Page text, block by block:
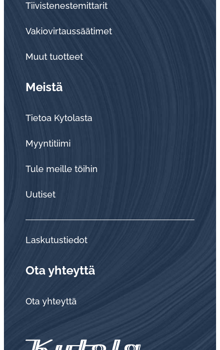
Tiivistenestemittarit
Vakiovirtaussäätimet
Muut tuotteet
Meistä
Tietoa Kytolasta
Myyntitiimi
Tule meille töihin
Uutiset
Laskutustiedot
Ota yhteyttä
Ota yhteyttä